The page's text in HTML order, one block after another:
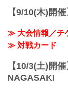
【9/10(木)開
≫ 大会情報／チ
≫ 対戦カード
【10/3(土)開
NAGASAKI